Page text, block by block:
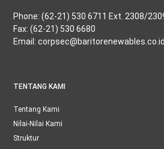
Phone: (62-21) 530 6711 Ext. 2308/
Fax: (62-21) 530 6680
Email: corpsec@baritorenewables.co.id
TENTANG KAMI
Tentang Kami
Nilai-Nilai Kami
Struktur